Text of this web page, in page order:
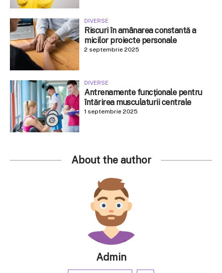
DIVERSE
Riscuri în amânarea constantă a
micilor proiecte personale
2 septembrie 2025
DIVERSE
Antrenamente funcționale pentru
întărirea musculaturii centrale
1 septembrie 2025
About the author
Admin